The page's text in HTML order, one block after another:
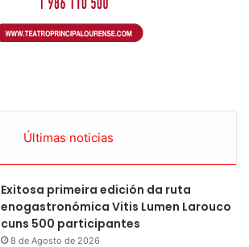
Últimas noticias
Exitosa primeira edición da ruta
enogastronómica Vitis Lumen Larouco
cuns 500 participantes
8 de Agosto de 2026